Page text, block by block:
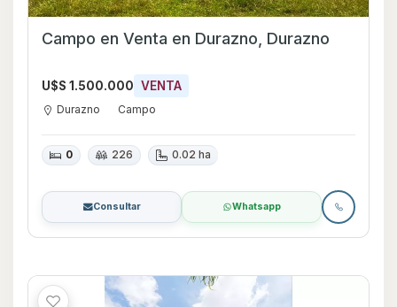
Campo en Venta en Durazno, Durazno
U$S 1.500.000 VENTA
Durazno Campo
0 226 0.02 ha
Consultar Whatsapp